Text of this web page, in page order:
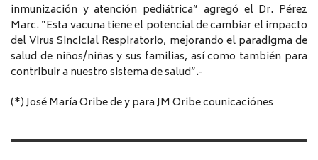
inmunización y atención pediátrica” agregó el Dr. Pérez
Marc. “Esta vacuna tiene el potencial de cambiar el impacto
del Virus Sincicial Respiratorio, mejorando el paradigma de
salud de niños/niñas y sus familias, así como también para
contribuir a nuestro sistema de salud”.-
(*) José María Oribe de y para JM Oribe counicaciónes